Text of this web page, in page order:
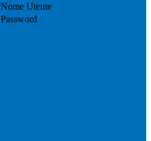
Nome Utente
Password